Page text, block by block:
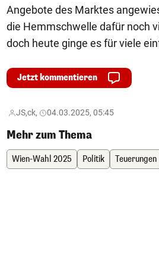
Angebote des Marktes
die Hemmschwelle dafür noch
doch heute ginge es für viele
Jetzt kommentieren
JS,ck, 04.03.2025, 05:45
Mehr zum Thema
Wien-Wahl 2025 Politik Teuerungen